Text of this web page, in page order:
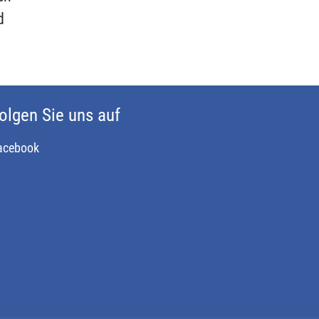
Sie uns auf